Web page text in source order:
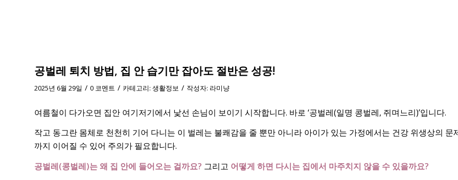
공벌레 퇴치 방법, 집 안 습기만 잡아도 절반은 성공!
2025년 6월 29일 / 0 코멘트 / 카테고리: 생활정보 / 작성자: 라미냥
여름철이 다가오면 집안 여기저기에서 낯선 손님이 보이기 시작합니다. 바로 ‘공벌레(일명 콩벌레, 쥐며느리)’입니다.
작고 동그란 몸체로 천천히 기어 다니는 이 벌레는 불쾌감을 줄 뿐만 아니라 아이가 있는 가정에서는 건강 위생상의 문
까지 이어질 수 있어 주의가 필요합니다.
공벌레(콩벌레)는 왜 집 안에 들어오는 걸까요? 그리고 어떻게 하면 다시는 집에서 마주치지 않을 수 있을까요?